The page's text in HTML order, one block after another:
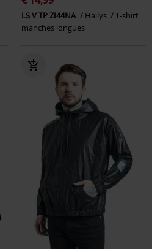
LS V TP ZI44NA Hailys
T-shirt
manches longues